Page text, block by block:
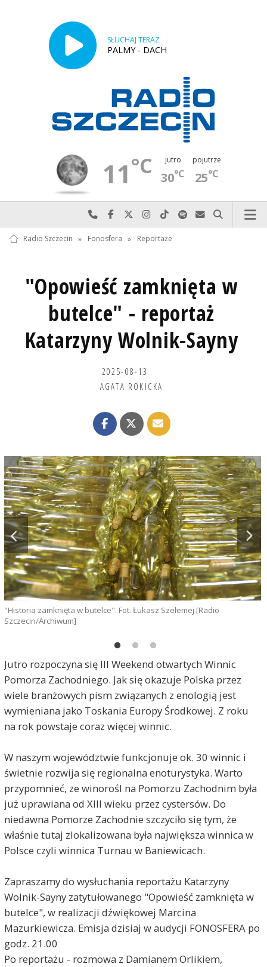
SŁUCHAJ TERAZ
PALMY - DACH
11°C jutro
30°C
pojutrze
25°C
Najlepiej po prostu do nas zadzwoń
Odwiedź nas na Facebook-u
Odwiedź nas na X
Odwiedź nas na Instagram-ie
Odwiedź nas na TikTok-u
Szukaj nas na Spotify
Wyślij do nas
Szukaj
Radio Szczecin » Fonosfera » Reportaże
"Opowieść zamknięta w
butelce" - reportaż
Katarzyny Wolnik-Sayny
2025-08-13
AGATA ROKICKA
"Historia zamknięta w butelce". Fot. Łukasz Szełemej [Radio
Szczecin/Archiwum]
Jutro rozpoczyna się III Weekend otwartych Winnic
Pomorza Zachodniego. Jak się okazuje Polska przez
wiele branżowych pism związanych z enologią jest
wymieniana jako Toskania Europy Środkowej. Z roku
na rok powstaje coraz więcej winnic.
W naszym województwie funkcjonuje ok. 30 winnic i
świetnie rozwija się regionalna enoturystyka. Warto
przypomnieć, ze winorośl na Pomorzu Zachodnim była
już uprawiana od XIII wieku przez cystersów. Do
niedawna Pomorze Zachodnie szczyciło się tym, że
właśnie tutaj zlokalizowana była największa winnica w
Polsce czyli winnica Turnau w Baniewicach.
Zapraszamy do wysłuchania reportażu Katarzyny
Wolnik-Sayny zatytułowanego "Opowieść zamknięta w
butelce", w realizacji dźwiękowej Marcina
Mazurkiewicza. Emisja dzisiaj w audycji FONOSFERA po
godz. 21.00
Po reportażu - rozmowa z Damianem Orlikiem,